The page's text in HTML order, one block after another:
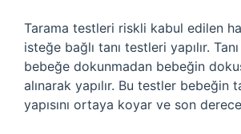
Tarama testleri riskli kabul edilen
isteğe bağlı tanı testleri yapılır.
bebeğe dokunmadan bebeğin
alınarak yapılır. Bu testler bebeğin
yapısını ortaya koyar ve son